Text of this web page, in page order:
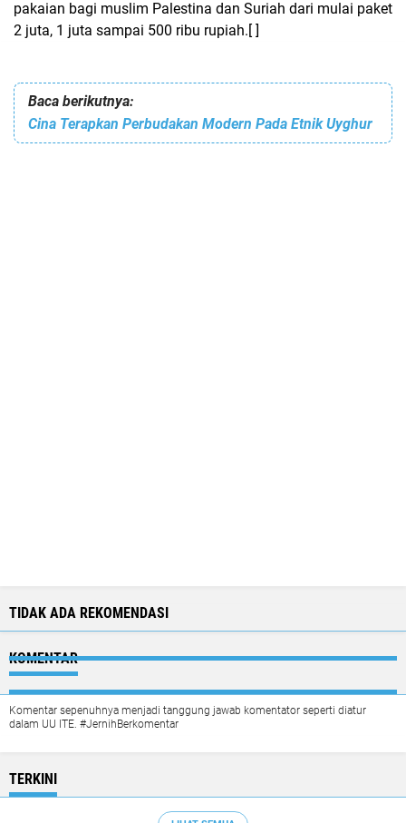
pakaian bagi muslim Palestina dan Suriah dari mulai paket
2 juta, 1 juta sampai 500 ribu rupiah.[ ]
Baca berikutnya:
Cina Terapkan Perbudakan Modern Pada Etnik Uyghur
TIDAK ADA REKOMENDASI
KOMENTAR
Komentar sepenuhnya menjadi tanggung jawab komentator seperti diatur
dalam UU ITE. #JernihBerkomentar
TERKINI